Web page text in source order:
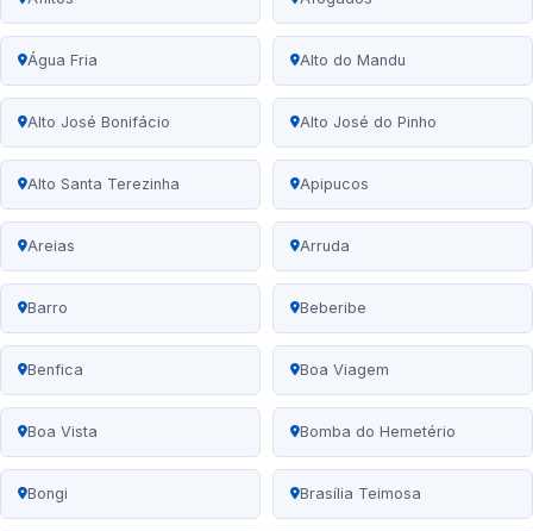
Água Fria Alto do Mandu
Alto José Bonifácio Alto José do Pinho
Alto Santa Terezinha Apipucos
Areias Arruda
Barro Beberibe
Benfica Boa Viagem
Boa Vista Bomba do Hemetério
Bongi Brasília Teimosa